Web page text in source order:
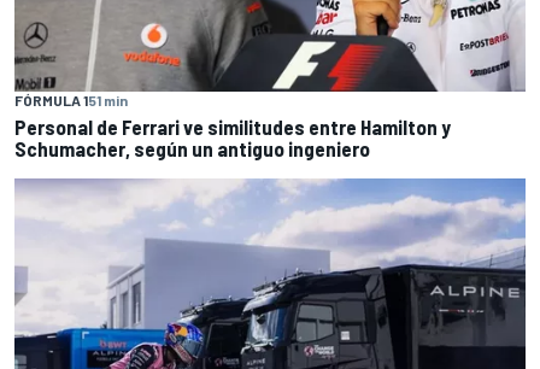
FÓRMULA 151 min
Personal de Ferrari ve similitudes entre Hamilton y
Schumacher, según un antiguo ingeniero